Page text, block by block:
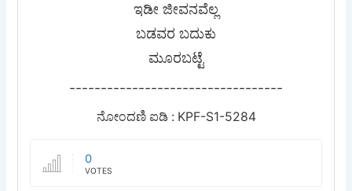
ಇಡೀ ಜೀವನವೆಲ್ಲ
ಬಡವರ ಬದುಕು
ಮೂರಬಟ್ಟೆ
----------------------------------
ನೋಂದಣಿ ಐಡಿ : KPF-S1-5284
0
VOTES